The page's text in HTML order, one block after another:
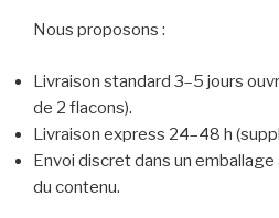
Nous proposons :
Livraison standard 3–5 jours
de 2 flacons).
Livraison express 24–48 h
Envoi discret dans un
du contenu.